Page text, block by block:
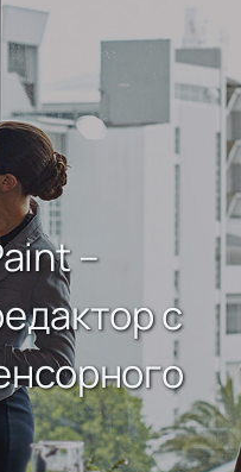
–
с